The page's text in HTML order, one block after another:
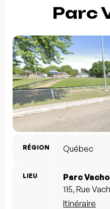
Parc
RÉGION Québec
LIEU
Parc
115, Rue
Itinéraire